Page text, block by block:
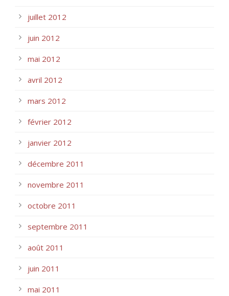
juillet 2012
juin 2012
mai 2012
avril 2012
mars 2012
février 2012
janvier 2012
décembre 2011
novembre 2011
octobre 2011
septembre 2011
août 2011
juin 2011
mai 2011